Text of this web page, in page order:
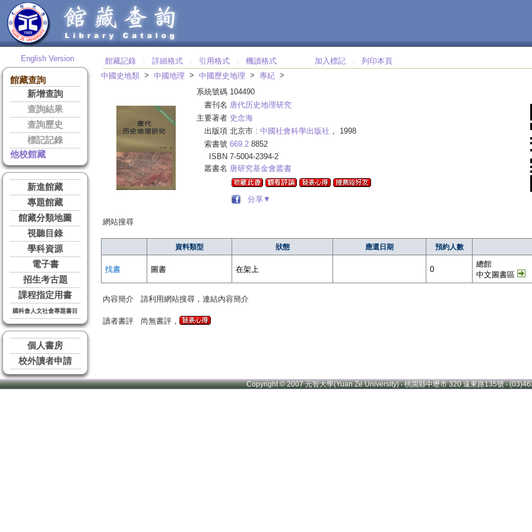
English Version
館藏查詢
新增查詢
查詢結果
查詢歷史
標記記錄
他校館藏
新進館藏
專題館藏
館藏分類地圖
視聽目錄
學科資源
電子書
招生考古題
課程指定用書
國科會人文社會專題書目
個人書房
校外讀者申請
館藏記錄 ‧ 詳細格式 ‧ 引用格式 ‧ 機讀格式 加入標記 ‧
列印本頁
中國史地類 > 中國地理 > 中國歷史地理 > 專紀 >
系統號碼 104490
書刊名 唐代历史地理研究
主要著者 史念海
出版項 北京市 : 中國社會科學出版社 ， 1998
索書號 669.2 8852
ISBN 7-5004-2394-2
叢書名 唐研究基金會叢書
分享▼
網站搜尋
資料類型 狀態 應還日期 預約人數
找書 圖書 在架上 0
總館
中文圖書區
內容簡介 請利用網站搜尋，連結內容簡介
讀者書評 尚無書評，
Copyright © 2007 元智大學(Yuan Ze University) ‧ 桃園縣中壢市 320 遠東路135號 ‧